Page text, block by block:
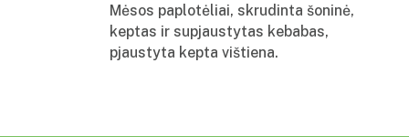
Mėsos paplotėliai, skrudinta šoninė,
keptas ir supjaustytas kebabas,
pjaustyta kepta vištiena.